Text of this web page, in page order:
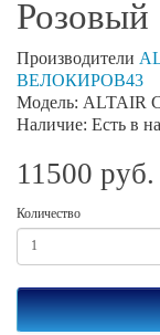
Розовый
Производители
ВЕЛОКИРОВ43
Модель: ALTAIR
Наличие: Есть в
11500 руб.
Количество